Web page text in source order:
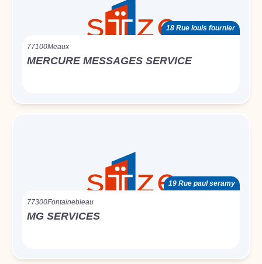
18 Rue louis fournier
77100Meaux
MERCURE MESSAGES SERVICE
19 Rue paul seramy
77300Fontainebleau
MG SERVICES